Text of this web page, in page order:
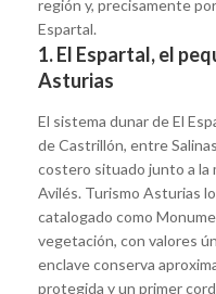
región y, precisamente
Espartal.
1. El Espartal, el
Asturias
El sistema dunar de El
de Castrillón, entre
costero situado junto a la
Avilés. Turismo Asturias
catalogado como
vegetación, con valores
enclave conserva
protegida y un primer